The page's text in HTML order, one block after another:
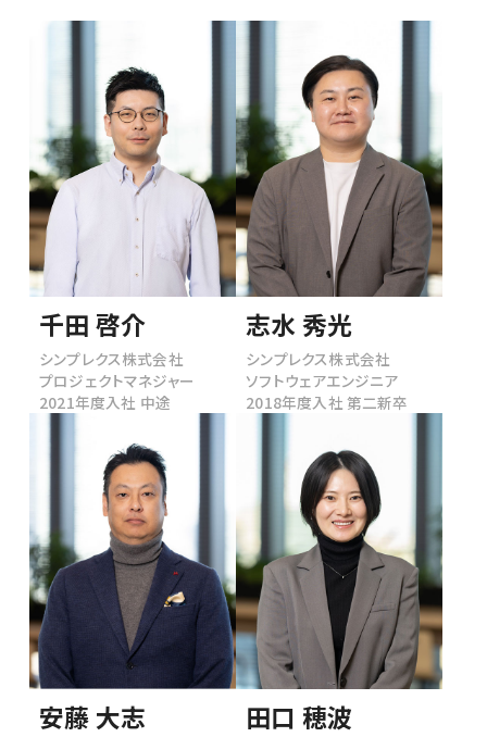
千田 啓介
シンプレクス株式会社
プロジェクトマネジャー
2021年度入社 中途
志水 秀光
シンプレクス株式会社
ソフトウェアエンジニア
2018年度入社 第二新卒
安藤 大志 田口 穂波